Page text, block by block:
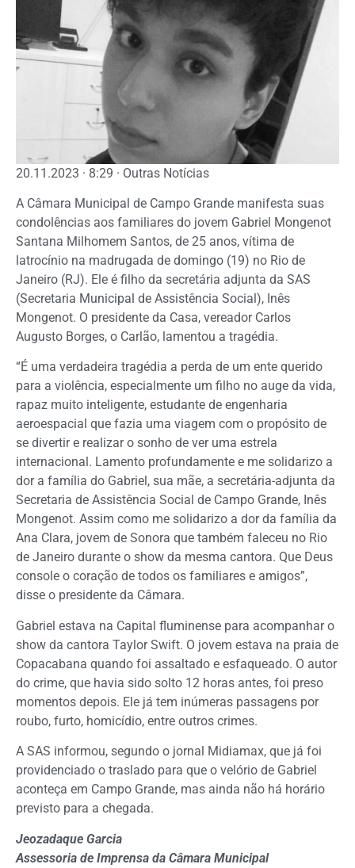
20.11.2023 · 8:29 · Outras Notícias
A Câmara Municipal de Campo Grande manifesta suas
condolências aos familiares do jovem Gabriel Mongenot
Santana Milhomem Santos, de 25 anos, vítima de
latrocínio na madrugada de domingo (19) no Rio de
Janeiro (RJ). Ele é filho da secretária adjunta da SAS
(Secretaria Municipal de Assistência Social), Inês
Mongenot. O presidente da Casa, vereador Carlos
Augusto Borges, o Carlão, lamentou a tragédia.
“É uma verdadeira tragédia a perda de um ente querido
para a violência, especialmente um filho no auge da vida,
rapaz muito inteligente, estudante de engenharia
aeroespacial que fazia uma viagem com o propósito de
se divertir e realizar o sonho de ver uma estrela
internacional. Lamento profundamente e me solidarizo a
dor a família do Gabriel, sua mãe, a secretária-adjunta da
Secretaria de Assistência Social de Campo Grande, Inês
Mongenot. Assim como me solidarizo a dor da família da
Ana Clara, jovem de Sonora que também faleceu no Rio
de Janeiro durante o show da mesma cantora. Que Deus
console o coração de todos os familiares e amigos”,
disse o presidente da Câmara.
Gabriel estava na Capital fluminense para acompanhar o
show da cantora Taylor Swift. O jovem estava na praia de
Copacabana quando foi assaltado e esfaqueado. O autor
do crime, que havia sido solto 12 horas antes, foi preso
momentos depois. Ele já tem inúmeras passagens por
roubo, furto, homicídio, entre outros crimes.
A SAS informou, segundo o jornal Midiamax, que já foi
providenciado o traslado para que o velório de Gabriel
aconteça em Campo Grande, mas ainda não há horário
previsto para a chegada.
Jeozadaque Garcia
Assessoria de Imprensa da Câmara Municipal